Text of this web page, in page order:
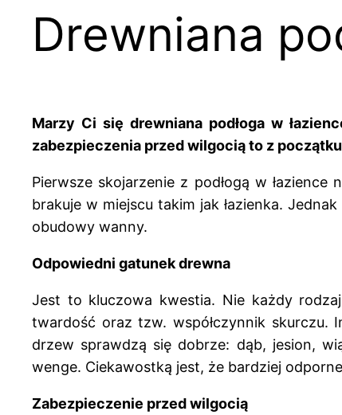
Drewniana
Marzy Ci się drewniana podłoga w
zabezpieczenia przed wilgocią to z
Pierwsze skojarzenie z podłogą w
brakuje w miejscu takim jak łazienka.
obudowy wanny.
Odpowiedni gatunek drewna
Jest to kluczowa kwestia. Nie każdy
twardość oraz tzw. współczynnik skurczu.
drzew sprawdzą się dobrze: dąb, jesion,
wenge. Ciekawostką jest, że bardziej
Zabezpieczenie przed wilgocią